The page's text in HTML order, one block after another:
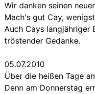
Wir danken seinen
Mach's gut Cay,
Auch Cays
tröstender Gedanke.
05.07.2010
Über die heißen Tage
Denn am Donnerstag